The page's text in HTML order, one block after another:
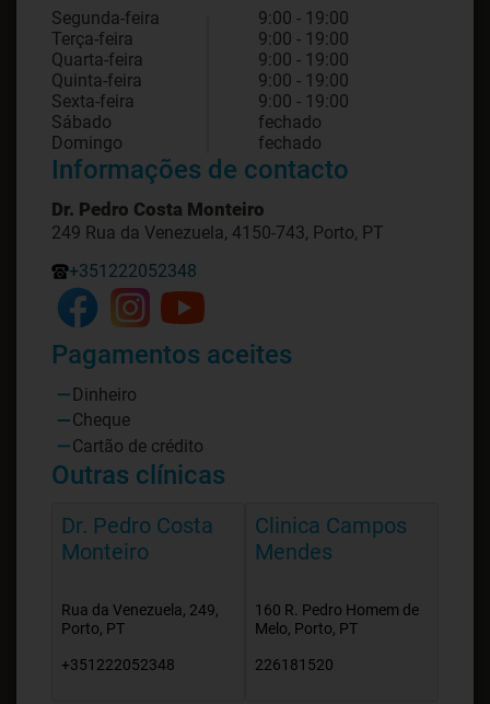
Segunda-feira
9:00 - 19:00
Terça-feira
9:00 - 19:00
Quarta-feira
9:00 - 19:00
Quinta-feira
9:00 - 19:00
Sexta-feira
9:00 - 19:00
Sábado
fechado
Domingo
fechado
Informações de contacto
Dr. Pedro Costa Monteiro
249 Rua da Venezuela, 4150-743, Porto, PT
+351222052348
Pagamentos aceites
Dinheiro
Cheque
Cartão de crédito
Outras clínicas
Dr. Pedro Costa
Monteiro
Rua da Venezuela, 249,
Porto, PT
+351222052348
Clinica Campos
Mendes
160 R. Pedro Homem de
Melo, Porto, PT
226181520